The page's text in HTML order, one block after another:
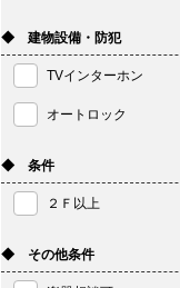
◆ 建物設備・防犯
TVインターホン
オートロック
◆ 条件
２Ｆ以上
◆ その他条件